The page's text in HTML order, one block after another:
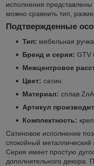
исполнения представлены
можно сравнить тип,
Подтвержденные
Тип: мебельная
Бренд и серия: GTV
Межцентровое
Цвет: сатин.
Материал: сплав
Артикул
Комплектность:
Сатиновое исполнение
спокойный
Серия имеет простую
дополнительного декора.